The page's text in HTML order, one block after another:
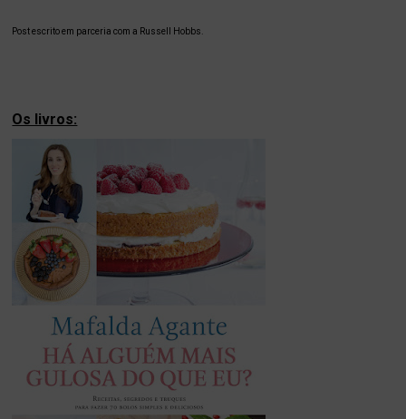
Post escrito em parceria com a Russell Hobbs.
Os livros: